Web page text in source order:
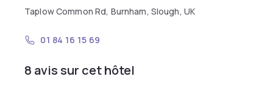
Taplow Common Rd, Burnham, Slough, UK
01 84 16 15 69
8 avis sur cet hôtel